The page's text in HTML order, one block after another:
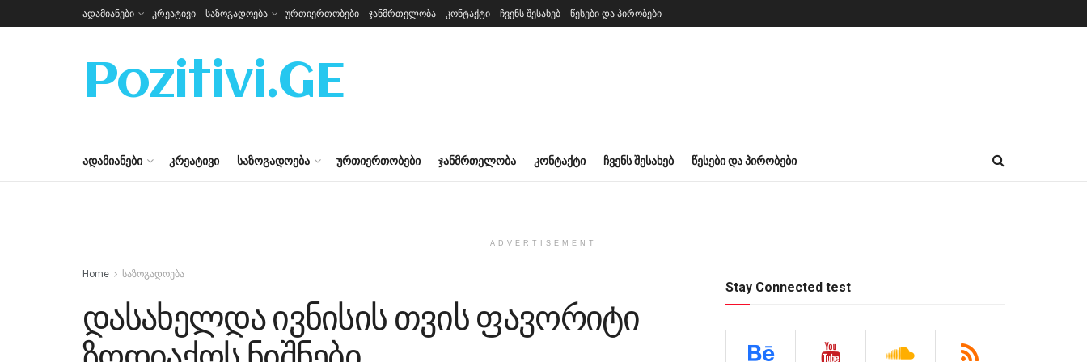
ადამიანები კრეატივი საზოგადოება ურთიერთობები ჯანმრთელობა კონტაქტი ჩვენს შესახებ წესები და პირობები
Pozitivi.GE
ᲐᲓᲐᲛᲘᲐᲜᲔᲑᲘ ᲙᲠᲔᲐᲢᲘᲕᲘ ᲡᲐᲖᲝᲒᲐᲓᲝᲔᲑᲐ ᲣᲠᲗᲘᲔᲠᲗᲝᲑᲔᲑᲘ ᲯᲐᲜᲛᲠᲗᲔᲚᲝᲑᲐ ᲙᲝᲜᲢᲐᲥᲢᲘ ᲩᲕᲔᲜᲡ ᲨᲔᲡᲐᲮᲔᲑ ᲬᲔᲡᲔᲑᲘ ᲓᲐ ᲞᲘᲠᲝᲑᲔᲑᲘ
ADVERTISEMENT
Home საზოგადოება
დასახელდა ივნისის თვის ფავორიტი
Stay Connected test